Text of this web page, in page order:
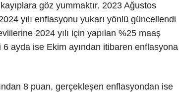
göz yummaktır. 2023 Ağustos
yılı enflasyonu yukarı yönlü güncellendi
2024 yılı için yapılan %25 maaş
6 ayda ise Ekim ayından itibaren enflasyona
8 puan, gerçekleşen enflasyondan ise